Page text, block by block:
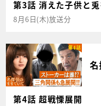
第3話 消えた子供と兎
8月6日(木)放送分
第4話 超戦慄展開